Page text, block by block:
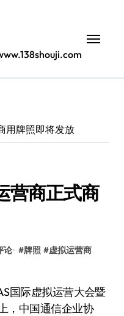
用牌照即将发放
营商正式商
论 #牌照 #虚拟运营商
，中国通信企业协